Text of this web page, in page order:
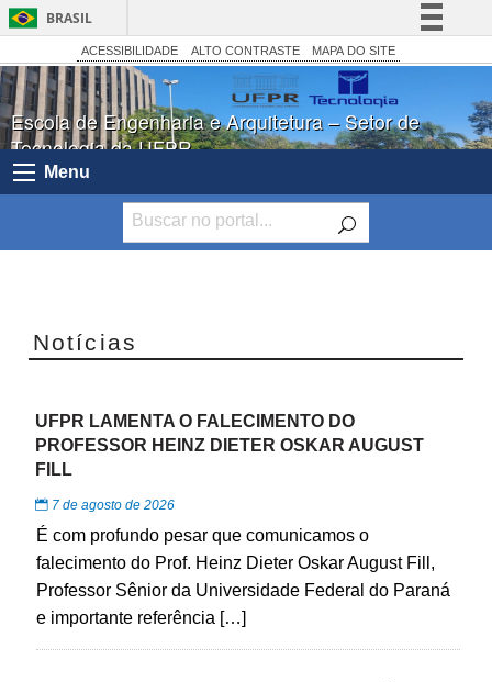
BRASIL
Simplifique!
Comunica BR
Participe
Acesso à informação
Canais
ACESSIBILIDADE ALTO CONTRASTE MAPA DO SITE
Escola de Engenharia e Arquitetura – Setor de
Tecnologia da UFPR
Menu
Notícias
UFPR LAMENTA O FALECIMENTO DO
PROFESSOR HEINZ DIETER OSKAR AUGUST
FILL
7 de agosto de 2026
É com profundo pesar que comunicamos o
falecimento do Prof. Heinz Dieter Oskar August Fill,
Professor Sênior da Universidade Federal do Paraná
e importante referência […]